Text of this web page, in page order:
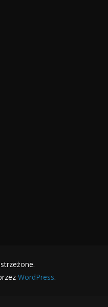
WordPress.